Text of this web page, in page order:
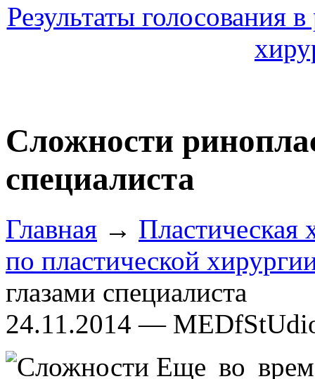
Результаты голосования
Сложности
специалиста
Главная → Пластическая
по пластической
глазами специалиста
24.11.2014 —
Еще во